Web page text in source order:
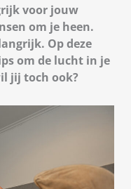
voor jouw
om je heen.
Op deze
om de lucht in je
jij toch ook?